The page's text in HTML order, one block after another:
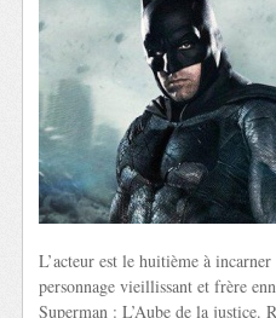
L’acteur est le huitième à
personnage vieillissant et frère
Superman : L’Aube de la justice.